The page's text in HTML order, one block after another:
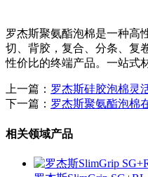
罗杰斯聚氨酯泡棉是一种高
切、背胶，复合、分条、复
性价比的终端产品。一站式
上一篇： 罗杰斯硅胶泡棉灵
下一篇： 罗杰斯聚氨酯泡棉
相关领域产品